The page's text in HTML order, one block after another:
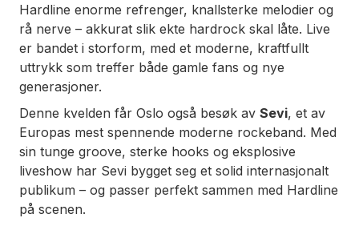
Hardline enorme refrenger, knallsterke melodier og
rå nerve – akkurat slik ekte hardrock skal låte. Live
er bandet i storform, med et moderne, kraftfullt
uttrykk som treffer både gamle fans og nye
generasjoner.
Denne kvelden får Oslo også besøk av Sevi, et av
Europas mest spennende moderne rockeband. Med
sin tunge groove, sterke hooks og eksplosive
liveshow har Sevi bygget seg et solid internasjonalt
publikum – og passer perfekt sammen med Hardline
på scenen.